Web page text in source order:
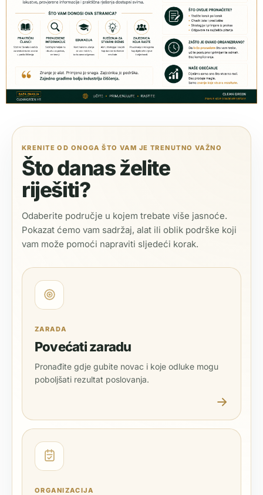
KRENITE OD ONOGA ŠTO VAM JE TRENUTNO VAŽNO
Što danas želite
riješiti?
Odaberite područje u kojem trebate više jasnoće.
Pokazat ćemo vam sadržaj, alat ili oblik podrške koji
vam može pomoći napraviti sljedeći korak.
ZARADA
Povećati zaradu
Pronađite gdje gubite novac i koje odluke mogu
poboljšati rezultat poslovanja.
ORGANIZACIJA